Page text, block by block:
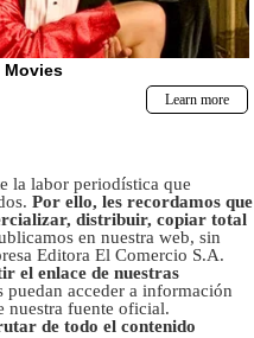
la labor periodística que
Por ello, les recordamos que
distribuir, copiar total
en nuestra web, sin
Editora El Comercio S.A.
el enlace de nuestras
puedan acceder a información
nuestra fuente oficial.
de todo el contenido